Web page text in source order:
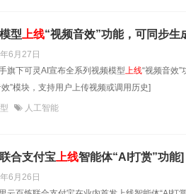
型 上线“视频音效”功能，可同步生
6月27日
旗下可灵AI宣布全系列视频模型上线“视频音效
”模块，支持用户上传视频或调用历史]
人工智能
合支付宝 上线智能体“AI打赏”功能]
6月26日